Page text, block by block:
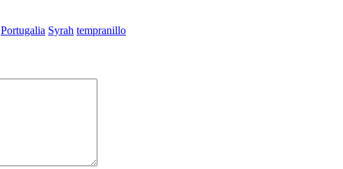
Portugalia Syrah tempranillo